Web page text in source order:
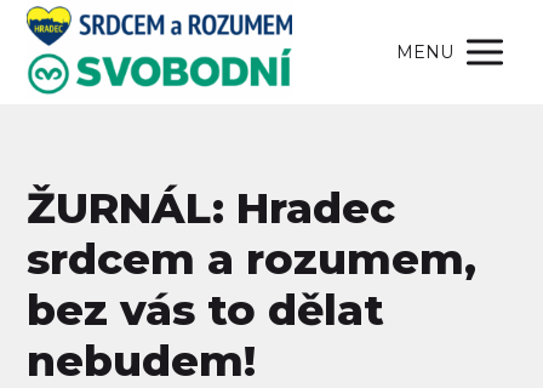
MENU
ŽURNÁL: Hradec
srdcem a rozumem,
bez vás to dělat
nebudem!